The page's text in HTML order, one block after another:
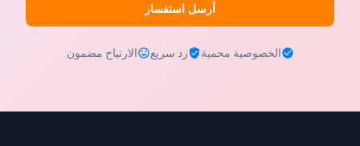
أرسل استفسار
الخصوصية محمية رد سريع الارتياح مضمون